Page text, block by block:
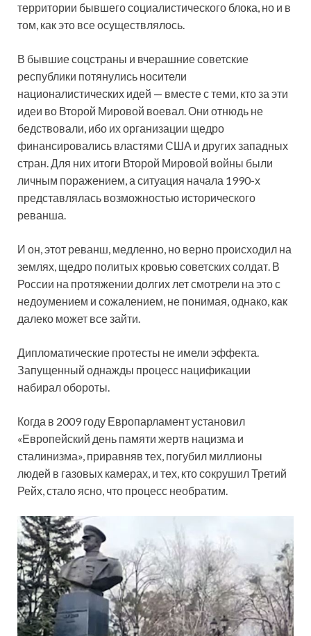
территории бывшего социалистического блока, но и в
том, как это все осуществлялось.
В бывшие соцстраны и вчерашние советские
республики потянулись носители
националистических идей — вместе с теми, кто за эти
идеи во Второй Мировой воевал. Они отнюдь не
бедствовали, ибо их организации щедро
финансировались властями США и других западных
стран. Для них итоги Второй Мировой войны были
личным поражением, а ситуация начала 1990-х
представлялась возможностью исторического
реванша.
И он, этот реванш, медленно, но верно происходил на
землях, щедро политых кровью советских солдат. В
России на протяжении долгих лет смотрели на это с
недоумением и сожалением, не понимая, однако, как
далеко может все зайти.
Дипломатические протесты не имели эффекта.
Запущенный однажды процесс нацификации
набирал обороты.
Когда в 2009 году Европарламент установил
«Европейский день памяти жертв нацизма и
сталинизма», приравняв тех, погубил миллионы
людей в газовых камерах, и тех, кто сокрушил Третий
Рейх, стало ясно, что процесс необратим.